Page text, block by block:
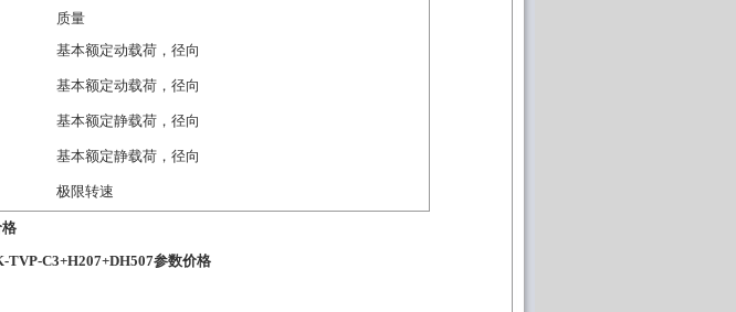
质量
基本额定动载荷，径向
基本额定动载荷，径向
基本额定静载荷，径向
基本额定静载荷，径向
极限转速
TVP-C3+H207+DH507参数价格